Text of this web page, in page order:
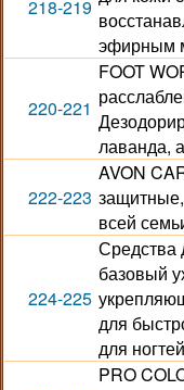
218-219
эфирным
220-221
FOOT
лаванда,
222-223
AVON
всей
224-225
Средства
базовый
для
для
PRO